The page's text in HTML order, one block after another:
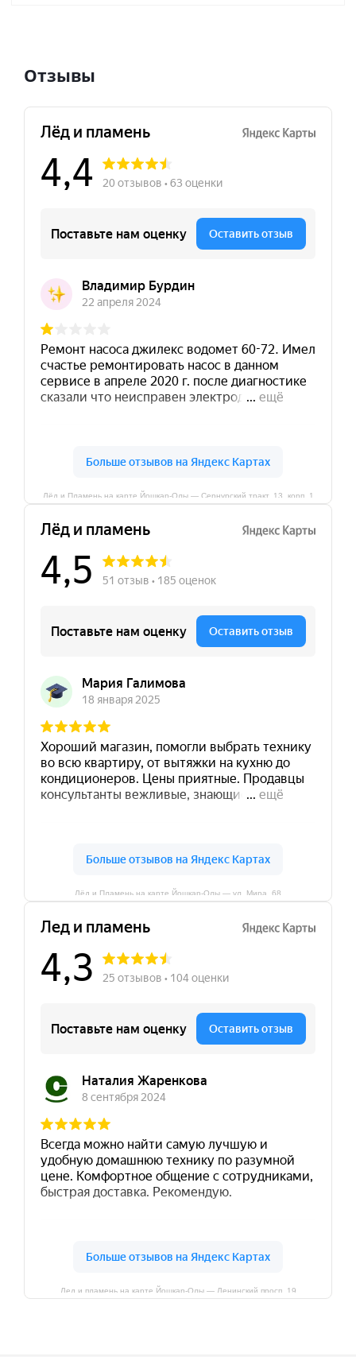
Отзывы
Лёд и Пламень на карте Йошкар‑Олы — Сернурский тракт, 13, корп. 1
Лёд и Пламень на карте Йошкар‑Олы — ул. Мира, 68
Лед и пламень на карте Йошкар‑Олы — Ленинский просп.,19